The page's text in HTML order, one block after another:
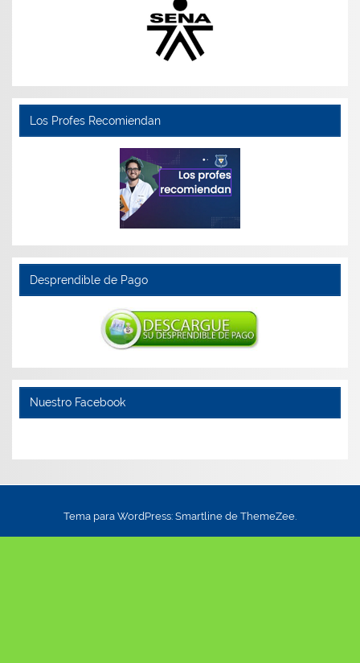
Los Profes Recomiendan
Desprendible de Pago
Nuestro Facebook
Tema para WordPress: Smartline de ThemeZee.